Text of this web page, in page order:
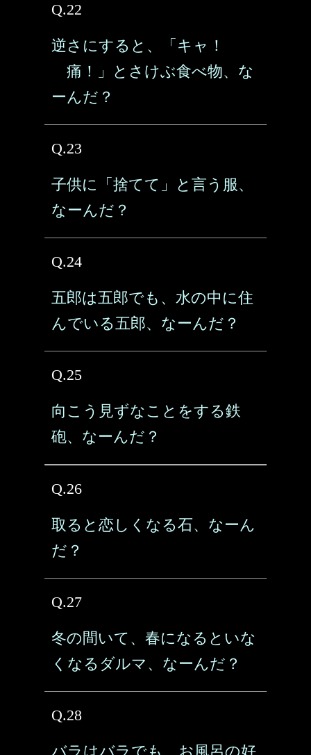
Q.22
逆さにすると、「キャ！
痛！」とさけぶ食べ物、な
ーんだ？
Q.23
子供に「捨てて」と言う服、
なーんだ？
Q.24
五郎は五郎でも、水の中に住
んでいる五郎、なーんだ？
Q.25
向こう見ずなことをする鉄
砲、なーんだ？
Q.26
取ると恋しくなる石、なーん
だ？
Q.27
冬の間いて、春になるといな
くなるダルマ、なーんだ？
Q.28
バラはバラでも、お風呂の好